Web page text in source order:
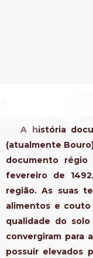
A história
(atualmente
documento
fevereiro de
região. As suas
alimentos e
qualidade do
convergiram para
possuir elevados